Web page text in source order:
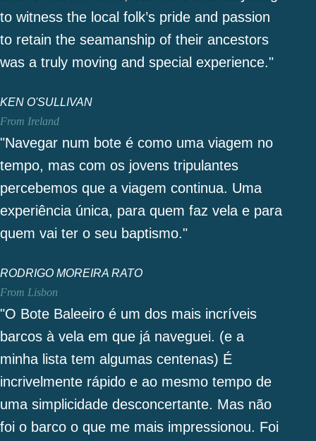
to witness the local folk’s pride and passion
to retain the seamanship of their ancestors
was a truly moving and special experience."
KEN O'SULLIVAN
From Ireland
"Navegar num bote é como uma viagem no
tempo, mas com os jovens tripulantes
percebemos que a viagem continua. Uma
experiência única, para quem faz vela e para
quem vai ter o seu baptismo."
RODRIGO MOREIRA RATO
From Lisbon
"O Bote Baleeiro é um dos mais incríveis
barcos à vela em que já naveguei. (e a
minha lista tem algumas centenas) É
incrivelmente rápido e ao mesmo tempo de
uma simplicidade desconcertante. Mas não
foi o barco o que me mais impressionou. Foi